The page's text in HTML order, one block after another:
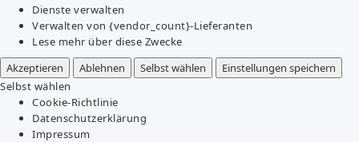
Dienste verwalten
Verwalten von {vendor_count}-Lieferanten
Lese mehr über diese Zwecke
Akzeptieren
Ablehnen Selbst wählen
Einstellungen speichern
Selbst wählen
Cookie-Richtlinie
Datenschutzerklärung
Impressum